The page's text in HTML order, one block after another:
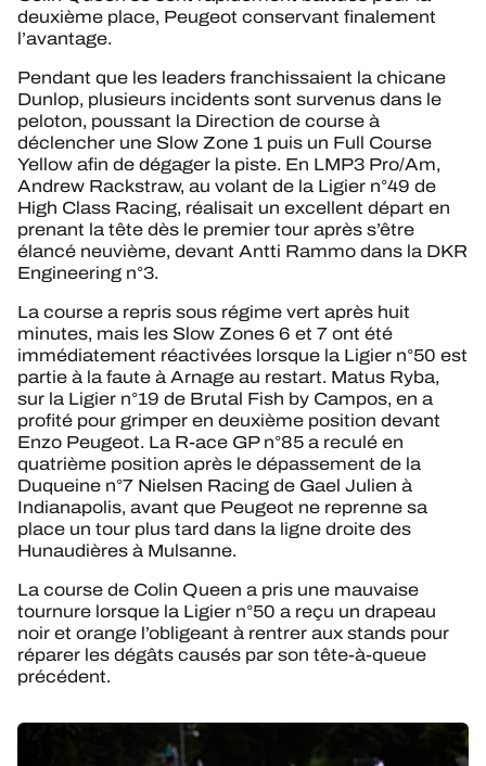
deuxième place, Peugeot conservant finalement
l’avantage.
Pendant que les leaders franchissaient la chicane
Dunlop, plusieurs incidents sont survenus dans le
peloton, poussant la Direction de course à
déclencher une Slow Zone 1 puis un Full Course
Yellow afin de dégager la piste. En LMP3 Pro/Am,
Andrew Rackstraw, au volant de la Ligier n°49 de
High Class Racing, réalisait un excellent départ en
prenant la tête dès le premier tour après s’être
élancé neuvième, devant Antti Rammo dans la DKR
Engineering n°3.
La course a repris sous régime vert après huit
minutes, mais les Slow Zones 6 et 7 ont été
immédiatement réactivées lorsque la Ligier n°50 est
partie à la faute à Arnage au restart. Matus Ryba,
sur la Ligier n°19 de Brutal Fish by Campos, en a
profité pour grimper en deuxième position devant
Enzo Peugeot. La R-ace GP n°85 a reculé en
quatrième position après le dépassement de la
Duqueine n°7 Nielsen Racing de Gael Julien à
Indianapolis, avant que Peugeot ne reprenne sa
place un tour plus tard dans la ligne droite des
Hunaudières à Mulsanne.
La course de Colin Queen a pris une mauvaise
tournure lorsque la Ligier n°50 a reçu un drapeau
noir et orange l’obligeant à rentrer aux stands pour
réparer les dégâts causés par son tête-à-queue
précédent.